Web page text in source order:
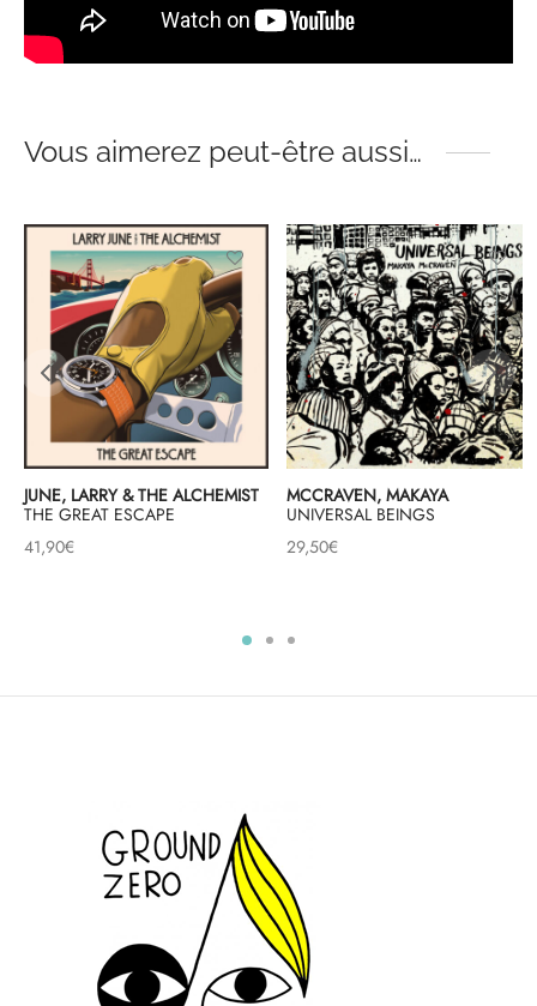
Vous aimerez peut-être aussi…
JUNE, LARRY & THE ALCHEMIST
THE GREAT ESCAPE
41,90€
MCCRAVEN, MAKAYA
UNIVERSAL BEINGS
29,50€